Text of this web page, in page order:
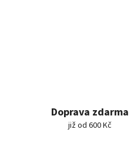
Doprava zdarma
již od 600 Kč